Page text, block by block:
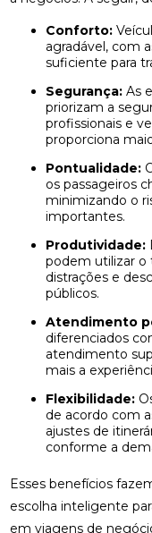
Conforto:
agradável, com
suficiente para
Segurança: As
priorizam a
profissionais e
proporciona
Pontualidade:
os passageiros
minimizando o
importantes.
Produtividade:
podem utilizar o
distrações e
públicos.
Atendimento
diferenciados
atendimento
mais a
Flexibilidade:
de acordo com
ajustes de
conforme a
Esses benefícios
escolha inteligente
em viagens de